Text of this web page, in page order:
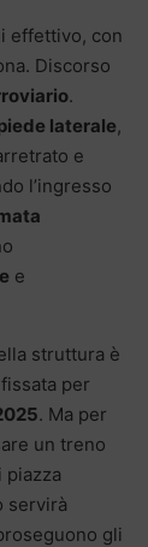
effettivo, con
Discorso
.
laterale,
e
l’ingresso
e
struttura è
per
. Ma per
un treno
piazza
servirà
gli